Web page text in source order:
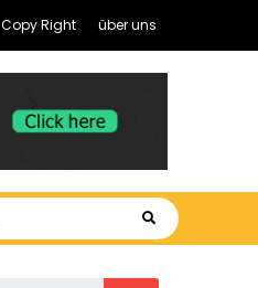
Copy Right über uns